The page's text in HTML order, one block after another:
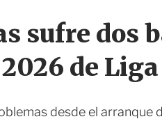
i
o
r
sufre dos
de
desde el arranque